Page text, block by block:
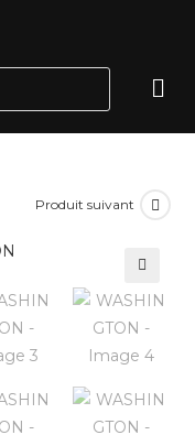
Produit suivant
🔍